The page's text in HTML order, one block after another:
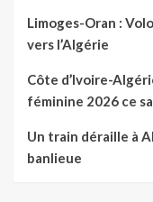
Limoges-Oran :
vers l’Algérie
Côte d’Ivoire-
féminine 2026 ce
Un train déraille à
banlieue